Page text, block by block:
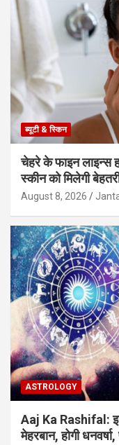
ब्यूटी & स्किन
चेहरे के फाइन लाइन्स
स्कीन को मिलेगी
August 8, 2026
ASTROLOGY
Aaj Ka Rashifal: इन
मेहरबान, होगी